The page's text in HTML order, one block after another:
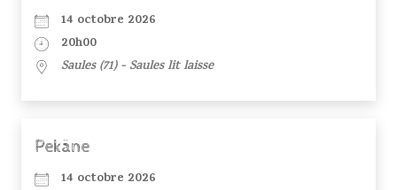
14 octobre 2026
20h00
Saules (71) - Saules lit laisse
Pekâne
14 octobre 2026